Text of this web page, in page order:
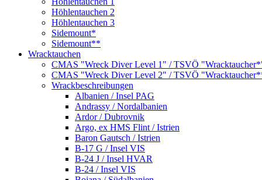
Höhlentauchen 2
Höhlentauchen 3
Sidemount*
Sidemount**
Wracktauchen
CMAS "Wreck Diver Level 1" / TSVÖ
CMAS "Wreck Diver Level 2" / TSVÖ
Wrackbeschreibungen
Albanien / Insel PAG
Andrassy / Nordalbanien
Ardor / Dubrovnik
Argo, ex HMS Flint / Istrien
Baron Gautsch / Istrien
B-17 G / Insel VIS
B-24 J / Insel HVAR
B-24 / Insel VIS